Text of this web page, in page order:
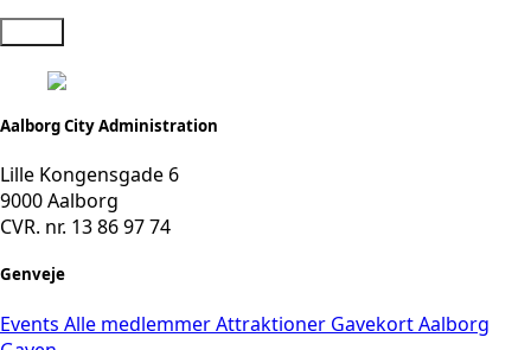
Aalborg City Administration
Lille Kongensgade 6
9000 Aalborg
CVR. nr. 13 86 97 74
Genveje
Events Alle medlemmerAttraktioner GavekortAalborg